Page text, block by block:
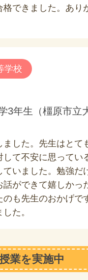
格できました。あり
学校
3年生（橿原市立
ました。先生はとて
して不安に思ってい
ていました。勉強だ
話ができて嬉しかっ
も先生のおかげで
た。
業を実施中